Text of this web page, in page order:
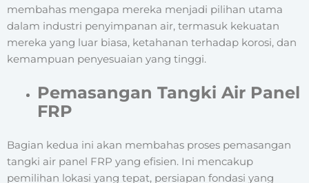
membahas mengapa mereka menjadi pilihan utama
dalam industri penyimpanan air, termasuk kekuatan
mereka yang luar biasa, ketahanan terhadap korosi, dan
kemampuan penyesuaian yang tinggi.
Pemasangan Tangki Air Panel
FRP
Bagian kedua ini akan membahas proses pemasangan
tangki air panel FRP yang efisien. Ini mencakup
pemilihan lokasi yang tepat, persiapan fondasi yang